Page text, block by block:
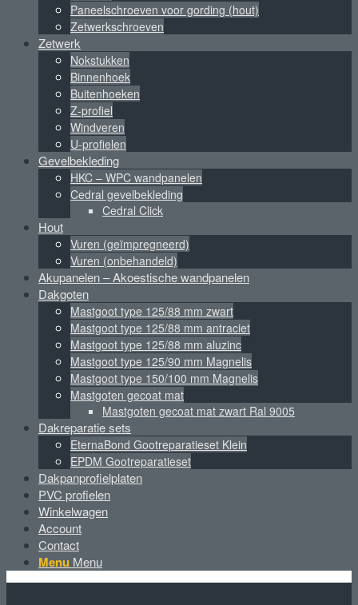
Paneelschroeven voor gording (hout)
Zetwerkschroeven
Zetwerk
Nokstukken
Binnenhoek
Buitenhoeken
Z-profiel
Windveren
U-profielen
Gevelbekleding
HKC – WPC wandpanelen
Cedral gevelbekleding
Cedral Click
Hout
Vuren (geïmpregneerd)
Vuren (onbehandeld)
Akupanelen – Akoestische wandpanelen
Dakgoten
Mastgoot type 125/88 mm zwart
Mastgoot type 125/88 mm antraciet
Mastgoot type 125/88 mm aluzinc
Mastgoot type 125/90 mm Magnelis
Mastgoot type 150/100 mm Magnelis
Mastgoten gecoat mat
Mastgoten gecoat mat zwart Ral 9005
Dakreparatie sets
EternaBond Gootreparatieset Klein
EPDM Gootreparatieset
Dakpanprofielplaten
PVC profielen
Winkelwagen
Account
Contact
Menu Menu